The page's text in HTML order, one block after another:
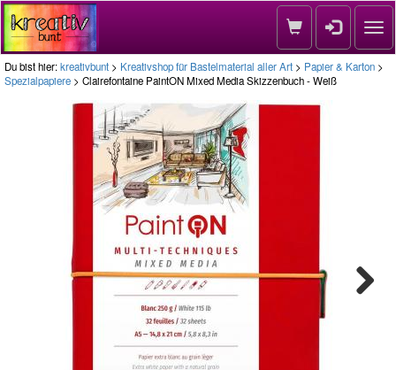
Du bist hier:kreativbunt > Kreativshop für Bastelmaterial aller Art > Papier & Karton >
Spezialpapiere > Clairefontaine PaintON Mixed Media Skizzenbuch - Weiß